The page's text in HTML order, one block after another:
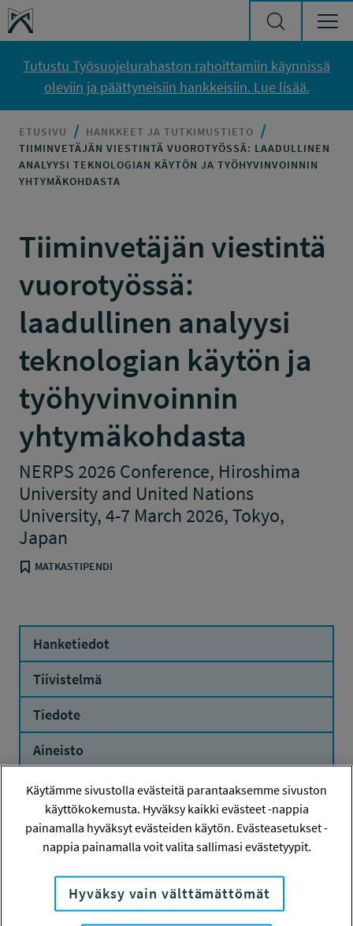
Siirry sisältöön
Työsuojelurahasto
Tutustu Työsuojelurahaston rahoittamiin käynnissä
oleviin ja päättyneisiin hankkeisiin. Lue lisää.
ETUSIVU
HANKKEET JA TUTKIMUSTIETO
TIIMINVETÄJÄN VIESTINTÄ VUOROTYÖSSÄ: LAADULLINEN
ANALYYSI TEKNOLOGIAN KÄYTÖN JA TYÖHYVINVOINNIN
YHTYMÄKOHDASTA
Tiiminvetäjän viestintä
vuorotyössä:
laadullinen analyysi
teknologian käytön ja
työhyvinvoinnin
yhtymäkohdasta
NERPS 2026 Conference, Hiroshima
University and United Nations
University, 4-7 March 2026, Tokyo,
Japan
MATKASTIPENDI
Hanketiedot
Tiivistelmä
Tiedote
Aineisto
Hanketiedot
HANKENUMERO
250701
Käytämme sivustolla evästeitä parantaaksemme sivuston
käyttökokemusta. Hyväksy kaikki evästeet -nappia
painamalla hyväksyt evästeiden käytön. Evästeasetukset -
nappia painamalla voit valita sallimasi evästetyypit.
Hyväksy vain välttämättömät